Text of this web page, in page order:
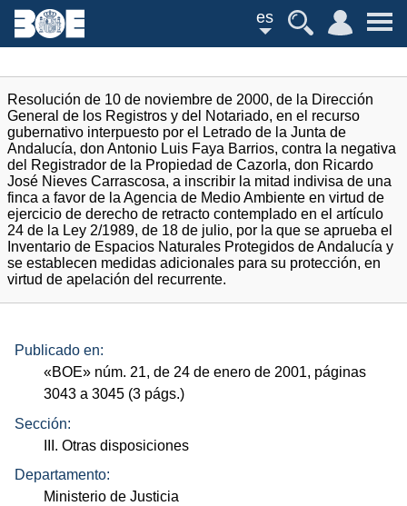
es
Resolución de 10 de noviembre de 2000, de la Dirección
General de los Registros y del Notariado, en el recurso
gubernativo interpuesto por el Letrado de la Junta de
Andalucía, don Antonio Luis Faya Barrios, contra la negativa
del Registrador de la Propiedad de Cazorla, don Ricardo
José Nieves Carrascosa, a inscribir la mitad indivisa de una
finca a favor de la Agencia de Medio Ambiente en virtud de
ejercicio de derecho de retracto contemplado en el artículo
24 de la Ley 2/1989, de 18 de julio, por la que se aprueba el
Inventario de Espacios Naturales Protegidos de Andalucía y
se establecen medidas adicionales para su protección, en
virtud de apelación del recurrente.
Publicado en:
«BOE» núm. 21, de 24 de enero de 2001, páginas
3043 a 3045 (3 págs.)
Sección:
III. Otras disposiciones
Departamento:
Ministerio de Justicia